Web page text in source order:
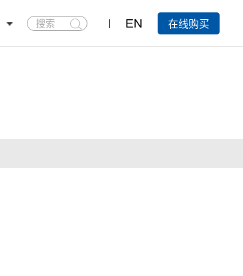
搜
索
EN 在线购买